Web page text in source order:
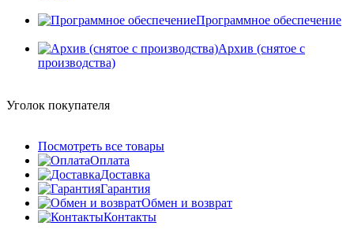
Программное обеспечение
Архив (снятое с
производства)
Уголок покупателя
Посмотреть все товары
Оплата
Доставка
Гарантия
Обмен и возврат
Контакты